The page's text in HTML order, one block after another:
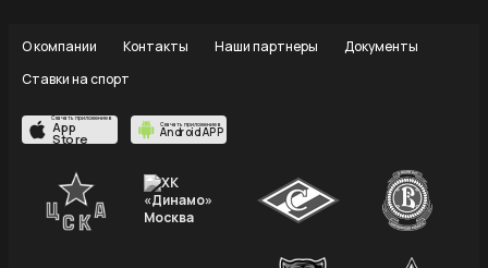
О компании Контакты Наши партнеры
Документы
Ставки на спорт
Скачать приложение в
App
Store
Скачать приложение в
Android APP